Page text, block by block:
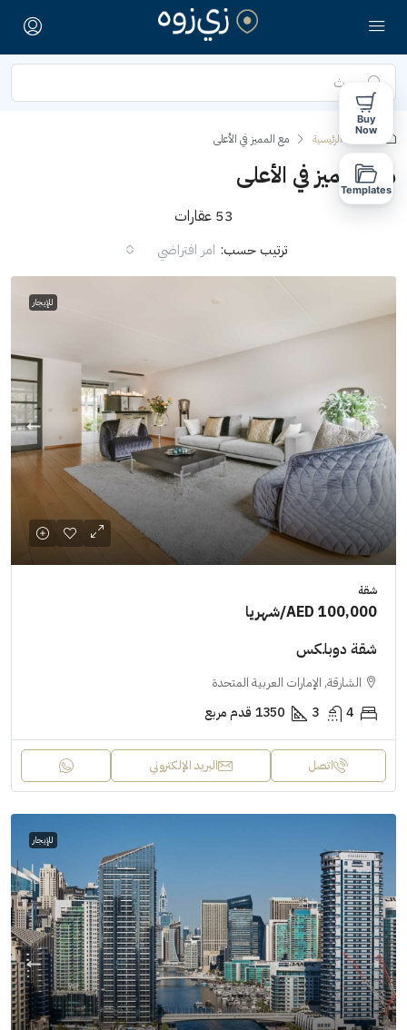
الصفحة الرئيسية مع المميز في الأعلى
مع المميز في الأعلى
53 عقارات
ترتيب حسب: امر افتراضي
للإيجار
شقة
AED 100,000/شهريا
شقة دوبلكس
الشارقة, الإمارات العربية المتحدة
4
3
1350 قدم مربع
اتصل البريد الإلكتروني
للإيجار
Buy
Now
Templates